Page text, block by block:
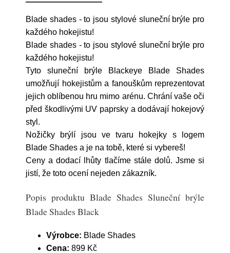
Blade shades - to jsou stylové sluneční brýle pro
každého hokejistu!
Blade shades - to jsou stylové sluneční brýle pro
každého hokejistu!
Tyto sluneční brýle Blackeye Blade Shades
umožňují hokejistům a fanouškům reprezentovat
jejich oblíbenou hru mimo arénu. Chrání vaše oči
před škodlivými UV paprsky a dodávají hokejový
styl.
Nožičky brýlí jsou ve tvaru hokejky s logem
Blade Shades a je na tobě, které si vybereš!
Ceny a dodací lhůty tlačíme stále dolů. Jsme si
jistí, že toto ocení nejeden zákazník.
Popis produktu Blade Shades Sluneční brýle
Blade Shades Black
Výrobce: Blade Shades
Cena: 899 Kč